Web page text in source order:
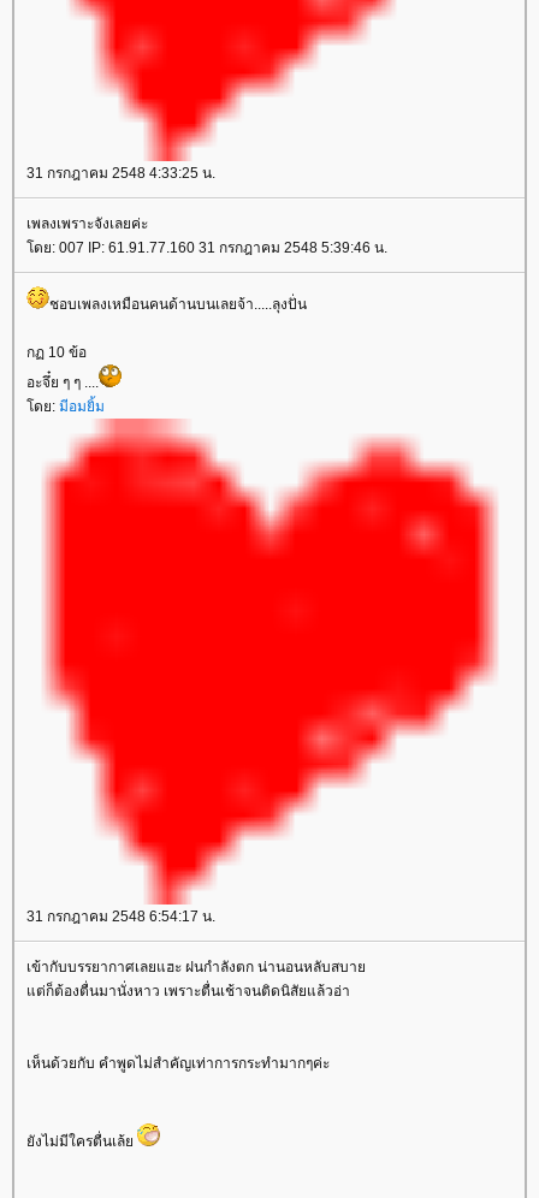
31 กรกฎาคม 2548 4:33:25 น.
เพลงเพราะจังเลยค่ะ
ดย: 007 IP: 61.91.77.160 31 กรกฎาคม 2548 5:39:46 น.
ชอบเพลงเหมือนคนด้านบนเลยจ้า.....ลุงปั่น
กฏ 10 ข้อ
อะจึ๋ย ๆ ๆ ....
ดย: มีอมยิ้ม
31 กรกฎาคม 2548 6:54:17 น.
เข้ากับบรรยากาศเลยแฮะ ฝนกำลังตก น่านอนหลับสบา
ต่ก็ต้องตื่นมานั่งหาว เพราะตื่นเช้าจนติดนิสัยแล้วอ่า
เห็นด้วยกับ คำพูดไม่สำคัญเท่าการกระทำมากๆค่ะ
ังไม่มีใครตื่นเล้